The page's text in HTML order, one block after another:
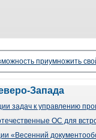
приумножить
Запада
задач к управлению
ОС для
«Весенний